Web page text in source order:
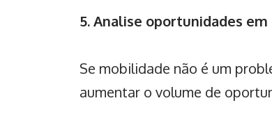
5. Analise oportunidades
Se mobilidade não é um
aumentar o volume de